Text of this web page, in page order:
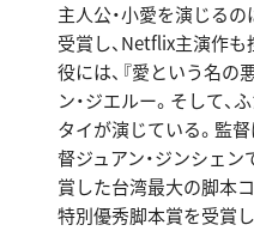
主人公・小愛を演じるの
受賞し、Netflix主演作も
役には、『愛という名の
ン・ジエルー。そして、
タイが演じている。監督
督ジュアン・ジンシェ
賞した台湾最大の脚本
特別優秀脚本賞を受賞